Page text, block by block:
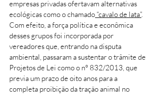
empresas privadas ofertavam alternativas
ecológicas como o chamado “cavalo de lata”.
Com efeito, a força política e econômica
desses grupos foi incorporada por
vereadores que, entrando na disputa
ambiental, passaram a sustentar o trâmite de
Projetos de Lei como o nº 832/2013, que
previa um prazo de oito anos para a
completa proibição da tração animal no